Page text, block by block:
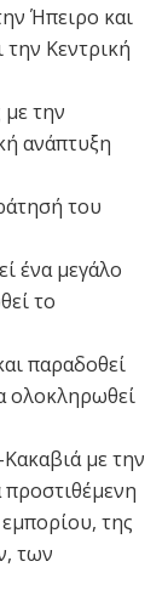
Ήπειρο και
Κεντρική
με την
ανάπτυξη
του
ένα μεγάλο
το
παραδοθεί
ολοκληρωθεί
με την
της
των